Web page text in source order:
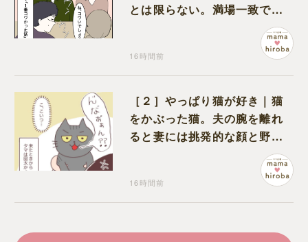
とは限らない。満場一致でコ
ワいと認定された意外な体験
16時間前
［２］やっぱり猫が好き｜猫
をかぶった猫。夫の腕を離れ
ると妻には挑発的な顔と野太
16時間前